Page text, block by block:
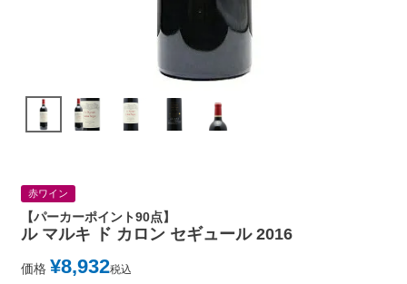
赤ワイン
【パーカーポイント90点】
ル マルキ ド カロン セギュール 2016
価格 ¥8,932税込